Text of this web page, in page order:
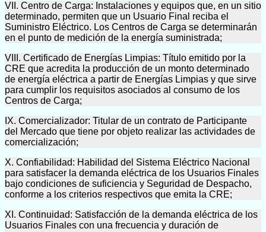
VII. Centro de Carga: Instalaciones y equipos que, en un sitio
determinado, permiten que un Usuario Final reciba el
Suministro Eléctrico. Los Centros de Carga se determinarán
en el punto de medición de la energía suministrada;
VIII. Certificado de Energías Limpias: Título emitido por la
CRE que acredita la producción de un monto determinado
de energía eléctrica a partir de Energías Limpias y que sirve
para cumplir los requisitos asociados al consumo de los
Centros de Carga;
IX. Comercializador: Titular de un contrato de Participante
del Mercado que tiene por objeto realizar las actividades de
comercialización;
X. Confiabilidad: Habilidad del Sistema Eléctrico Nacional
para satisfacer la demanda eléctrica de los Usuarios Finales
bajo condiciones de suficiencia y Seguridad de Despacho,
conforme a los criterios respectivos que emita la CRE;
XI. Continuidad: Satisfacción de la demanda eléctrica de los
Usuarios Finales con una frecuencia y duración de